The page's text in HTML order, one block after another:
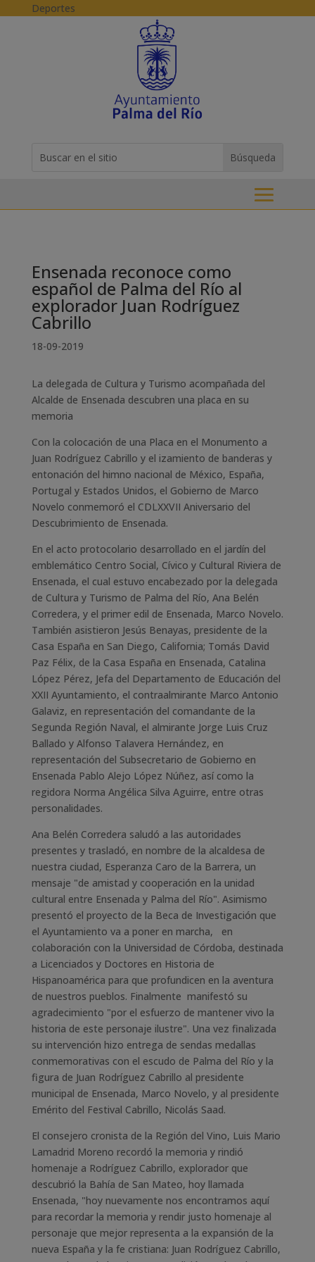
Skip to content
Deportes
for...
Ensenada reconoce como
español de Palma del Río al
explorador Juan Rodríguez
Cabrillo
18-09-2019
La delegada de Cultura y Turismo acompañada del
Alcalde de Ensenada descubren una placa en su
memoria
Con la colocación de una Placa en el Monumento a
Juan Rodríguez Cabrillo y el izamiento de banderas y
entonación del himno nacional de México, España,
Portugal y Estados Unidos, el Gobierno de Marco
Novelo conmemoró el CDLXXVII Aniversario del
Descubrimiento de Ensenada.
En el acto protocolario desarrollado en el jardín del
emblemático Centro Social, Cívico y Cultural Riviera de
Ensenada, el cual estuvo encabezado por la delegada
de Cultura y Turismo de Palma del Río, Ana Belén
Corredera, y el primer edil de Ensenada, Marco Novelo.
También asistieron Jesús Benayas, presidente de la
Casa España en San Diego, California; Tomás David
Paz Félix, de la Casa España en Ensenada, Catalina
López Pérez, Jefa del Departamento de Educación del
XXII Ayuntamiento, el contraalmirante Marco Antonio
Galaviz, en representación del comandante de la
Segunda Región Naval, el almirante Jorge Luis Cruz
Ballado y Alfonso Talavera Hernández, en
representación del Subsecretario de Gobierno en
Ensenada Pablo Alejo López Núñez, así como la
regidora Norma Angélica Silva Aguirre, entre otras
personalidades.
Ana Belén Corredera saludó a las autoridades
presentes y trasladó, en nombre de la alcaldesa de
nuestra ciudad, Esperanza Caro de la Barrera, un
mensaje "de amistad y cooperación en la unidad
cultural entre Ensenada y Palma del Río". Asimismo
presentó el proyecto de la Beca de Investigación que
el Ayuntamiento va a poner en marcha, en
colaboración con la Universidad de Córdoba, destinada
a Licenciados y Doctores en Historia de
Hispanoamérica para que profundicen en la aventura
de nuestros pueblos. Finalmente manifestó su
agradecimiento "por el esfuerzo de mantener vivo la
historia de este personaje ilustre". Una vez finalizada
su intervención hizo entrega de sendas medallas
conmemorativas con el escudo de Palma del Río y la
figura de Juan Rodríguez Cabrillo al presidente
municipal de Ensenada, Marco Novelo, y al presidente
Emérito del Festival Cabrillo, Nicolás Saad.
El consejero cronista de la Región del Vino, Luis Mario
Lamadrid Moreno recordó la memoria y rindió
homenaje a Rodríguez Cabrillo, explorador que
descubrió la Bahía de San Mateo, hoy llamada
Ensenada, "hoy nuevamente nos encontramos aquí
para recordar la memoria y rendir justo homenaje al
personaje que mejor representa a la expansión de la
nueva España y la fe cristiana: Juan Rodríguez Cabrillo,